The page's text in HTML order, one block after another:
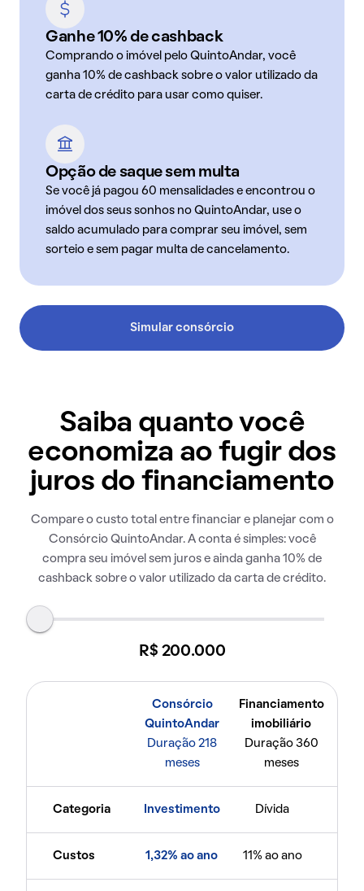
Ganhe 10% de cashback
Comprando o imóvel pelo QuintoAndar, você
ganha 10% de cashback sobre o valor utilizado da
carta de crédito para usar como quiser.
Opção de saque sem multa
Se você já pagou 60 mensalidades e encontrou o
imóvel dos seus sonhos no QuintoAndar, use o
saldo acumulado para comprar seu imóvel, sem
sorteio e sem pagar multa de cancelamento.
Simular consórcio
Saiba quanto você
economiza ao fugir dos
juros do financiamento
Compare o custo total entre financiar e planejar com o
Consórcio QuintoAndar. A conta é simples: você
compra seu imóvel sem juros e ainda ganha 10% de
cashback sobre o valor utilizado da carta de crédito.
R$ 200.000
Consórcio
QuintoAndar
Duração 218
meses
Financiamento
imobiliário
Duração 360
meses
Categoria Investimento Dívida
Custos 1,32% ao ano 11% ao ano